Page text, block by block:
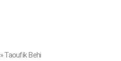
»Taoufik Behi